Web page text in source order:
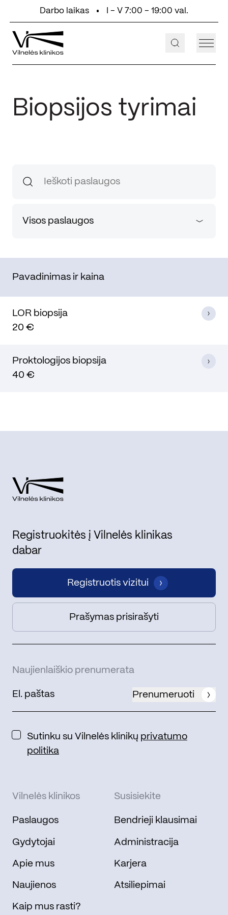
Eiti prie turinioDarbo laikas I - V 7:00 - 19:00 val.
+370 647 55 000
Biopsijos tyrimai
Visos paslaugos
Pavadinimas ir kaina
LOR biopsija
20 €
Proktologijos biopsija
40 €
Registruokitės į Vilnelės klinikas
dabar
Registruotis vizitui
Prašymas prisirašyti
Naujienlaiškio prenumerata
Prenumeruoti
Sutinku su Vilnelės klinikų privatumo
politika
Vilnelės klinikos
Paslaugos
Gydytojai
Apie mus
Naujienos
Kaip mus rasti?
Susisiekite
Bendrieji klausimai
Administracija
Karjera
Atsiliepimai